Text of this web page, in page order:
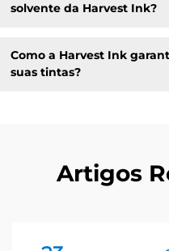
solvente da Harvest Ink?
Como a Harvest Ink
suas tintas?
Artigos